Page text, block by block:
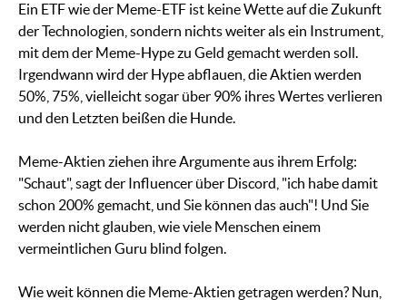
Ein ETF wie der Meme-ETF ist keine Wette auf die Zukunft
der Technologien, sondern nichts weiter als ein Instrument,
mit dem der Meme-Hype zu Geld gemacht werden soll.
Irgendwann wird der Hype abflauen, die Aktien werden
50%, 75%, vielleicht sogar über 90% ihres Wertes verlieren
und den Letzten beißen die Hunde.
Meme-Aktien ziehen ihre Argumente aus ihrem Erfolg:
"Schaut", sagt der Influencer über Discord, "ich habe damit
schon 200% gemacht, und Sie können das auch"! Und Sie
werden nicht glauben, wie viele Menschen einem
vermeintlichen Guru blind folgen.
Wie weit können die Meme-Aktien getragen werden? Nun,